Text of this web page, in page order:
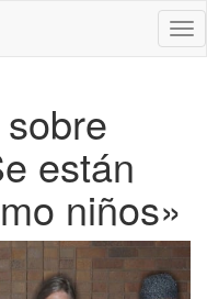
están
niños»